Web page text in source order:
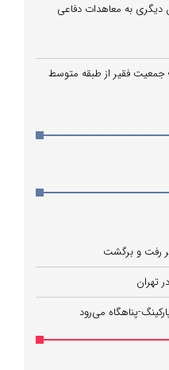
به معاهدات دفاعی
جمعیت فقیر از طبقه متوسط
رفت و برگشت
تهران
پناهگاه می‌رود